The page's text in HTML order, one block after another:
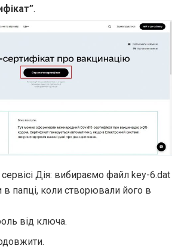
.
Дія: вибираємо файл key-6.dat
папці, коли створювали його в
від ключа.